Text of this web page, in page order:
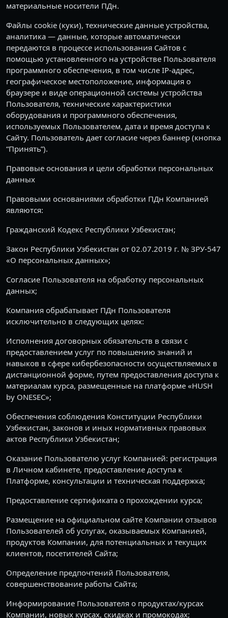
материальные носители ПДн.
Файлы cookie (куки), технические данные устройства,
аналитика — данные, которые автоматически
передаются в процессе использования Сайтов с
помощью установленного на устройстве Пользователя
программного обеспечения, в том числе IP-адрес,
географическое местоположение, информация о
браузере и виде операционной системы устройства
Пользователя, технические характеристики
оборудования и программного обеспечения,
используемых Пользователем, дата и время доступа к
Сайту. Пользователь дает согласие через баннер (кнопка
“Принять”).
Правовые основания и цели обработки персональных
данных
Правовыми основаниями обработки ПДн Компанией
являются:
Гражданский Кодекс Республики Узбекистан;
Закон Республики Узбекистан от 02.07.2019 г. № ЗРУ-547
«О персональных данных»;
Согласие Пользователя на обработку персональных
данных;
Компания обрабатывает ПДн Пользователя
исключительно в следующих целях:
Исполнения договорных обязательств в связи с
предоставлением услуг по повышению знаний и
навыков в сфере кибербезопасности осуществляемых в
дистанционной форме, путем предоставления доступа к
материалам курса, размещенные на платформе «HUSH
by ONESEC»;
Обеспечения соблюдения Конституции Республики
Узбекистан, законов и иных нормативных правовых
актов Республики Узбекистан;
Оказание Пользователю услуг Компанией: регистрация
в Личном кабинете, предоставление доступа к
Платформе, консультации и техническая поддержка;
Предоставление сертификата о прохождении курса;
Размещение на официальном сайте Компании отзывов
Пользователей об услугах, оказываемых Компанией,
продуктов Компании, для потенциальных и текущих
клиентов, посетителей Сайта;
Определение предпочтений Пользователя,
совершенствование работы Сайта;
Информирование Пользователя о продуктах/курсах
Компании, новых курсах, скидках и промокодах;